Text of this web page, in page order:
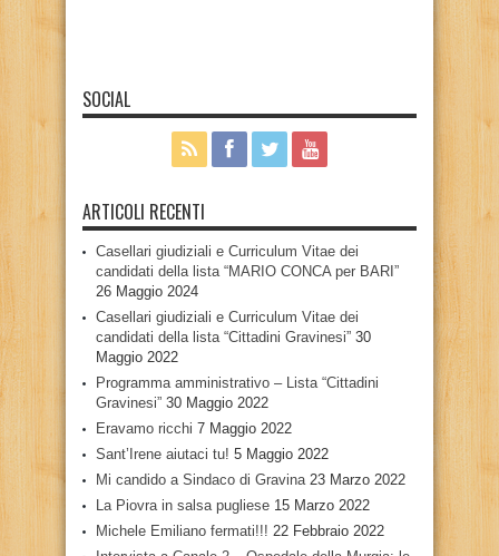
SOCIAL
ARTICOLI RECENTI
Casellari giudiziali e Curriculum Vitae dei
candidati della lista “MARIO CONCA per BARI”
26 Maggio 2024
Casellari giudiziali e Curriculum Vitae dei
candidati della lista “Cittadini Gravinesi” 30
Maggio 2022
Programma amministrativo – Lista “Cittadini
Gravinesi” 30 Maggio 2022
Eravamo ricchi 7 Maggio 2022
Sant’Irene aiutaci tu! 5 Maggio 2022
Mi candido a Sindaco di Gravina 23 Marzo 2022
La Piovra in salsa pugliese 15 Marzo 2022
Michele Emiliano fermati!!! 22 Febbraio 2022